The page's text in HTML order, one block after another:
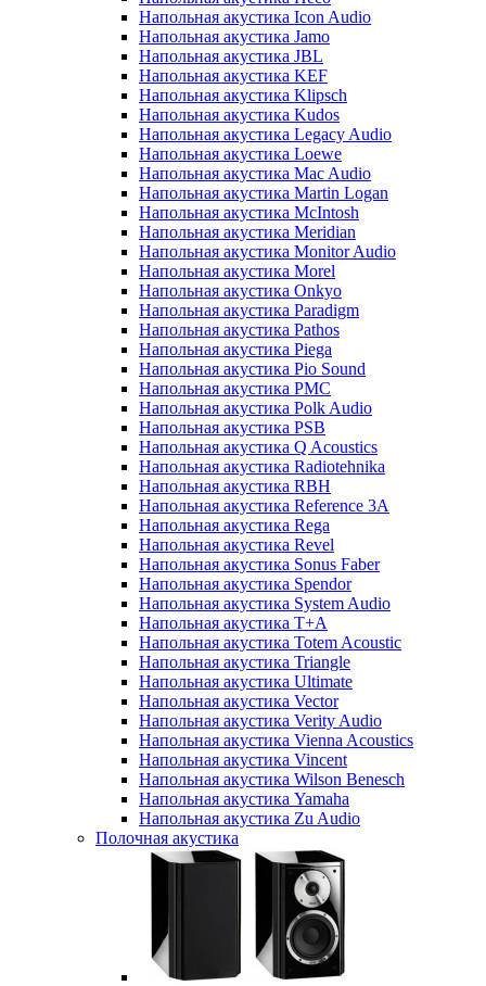
Напольная акустика Icon Audio
Напольная акустика Jamo
Напольная акустика JBL
Напольная акустика KEF
Напольная акустика Klipsch
Напольная акустика Kudos
Напольная акустика Legacy Audio
Напольная акустика Loewe
Напольная акустика Mac Audio
Напольная акустика Martin Logan
Напольная акустика McIntosh
Напольная акустика Meridian
Напольная акустика Monitor Audio
Напольная акустика Morel
Напольная акустика Onkyo
Напольная акустика Paradigm
Напольная акустика Pathos
Напольная акустика Piega
Напольная акустика Pio Sound
Напольная акустика PMC
Напольная акустика Polk Audio
Напольная акустика PSB
Напольная акустика Q Acoustics
Напольная акустика Radiotehnika
Напольная акустика RBH
Напольная акустика Reference 3A
Напольная акустика Rega
Напольная акустика Revel
Напольная акустика Sonus Faber
Напольная акустика Spendor
Напольная акустика System Audio
Напольная акустика T+A
Напольная акустика Totem Acoustic
Напольная акустика Triangle
Напольная акустика Ultimate
Напольная акустика Vector
Напольная акустика Verity Audio
Напольная акустика Vienna Acoustics
Напольная акустика Vincent
Напольная акустика Wilson Benesch
Напольная акустика Yamaha
Напольная акустика Zu Audio
Полочная акустика